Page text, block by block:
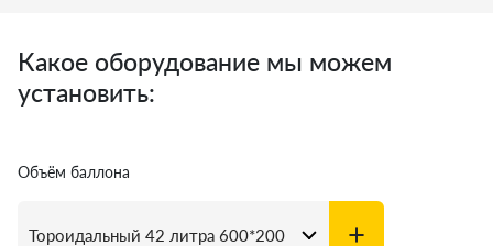
Какое оборудование мы можем
установить:
Объём баллона